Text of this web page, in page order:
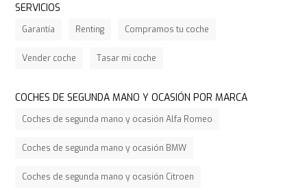
SERVICIOS
Garantía Renting Compramos tu coche
Vender coche Tasar mi coche
COCHES DE SEGUNDA MANO Y OCASIÓN POR MARCA
Coches de segunda mano y ocasión Alfa Romeo
Coches de segunda mano y ocasión BMW
Coches de segunda mano y ocasión Citroen